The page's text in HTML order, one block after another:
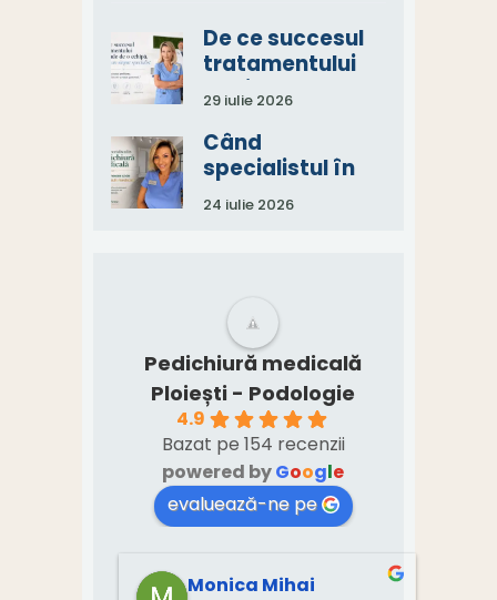
De ce succesul
tratamentului
depinde de o
singur specialist
29 iulie 2026
Când
specialistul în
pedichiură
medicală spune:
24 iulie 2026
Pedichiură medicală
Ploiești - Podologie
4.9
Bazat pe 154 recenzii
powered byGoogle
evaluează-ne pe
Monica Mihai